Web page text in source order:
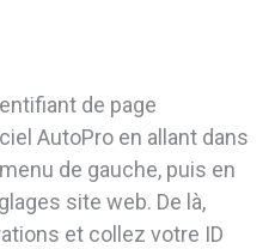
de page
AutoPro en allant dans
de gauche, puis en
site web. De là,
et collez votre ID